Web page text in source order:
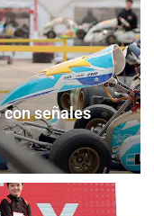
con señales